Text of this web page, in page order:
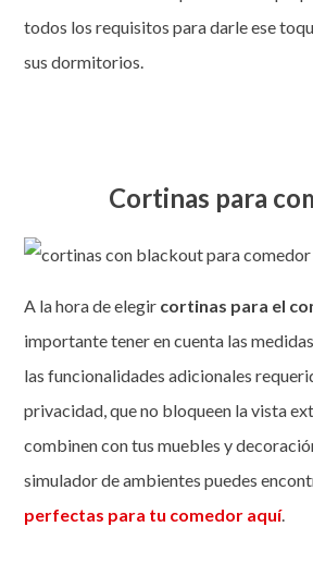
todos los requisitos para darle ese
sus dormitorios.
Cortinas para
A la hora de elegir cortinas para el
importante tener en cuenta las
las funcionalidades adicionales
privacidad, que no bloqueen la vista
combinen con tus muebles y
simulador de ambientes puedes
perfectas para tu comedor aquí.